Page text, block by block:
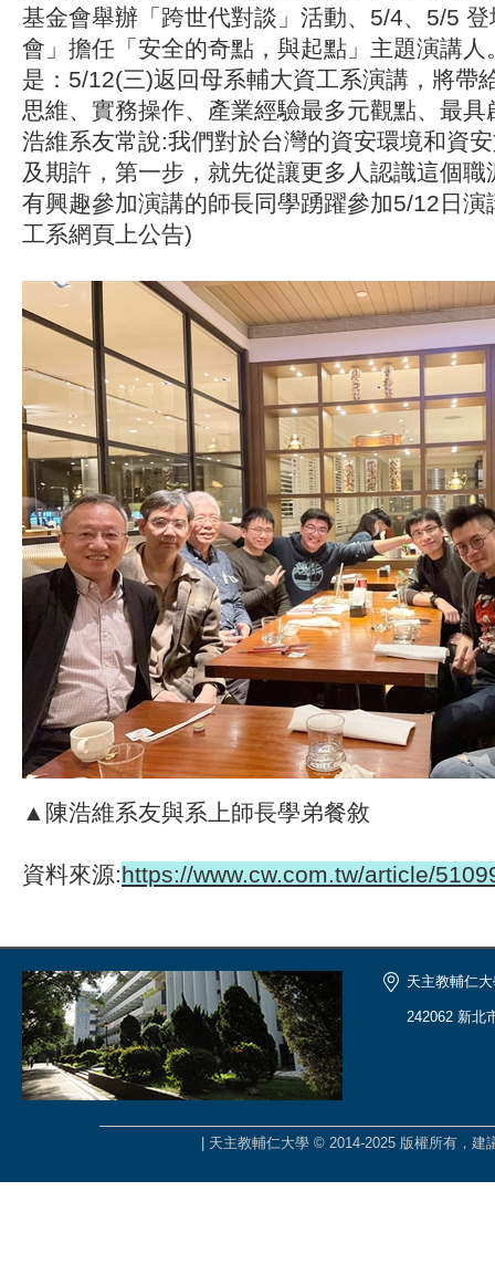
基金會舉辦「跨世代對談」活動、5/4、5/5
會」擔任「安全的奇點，與起點」主題演講人
是：5/12(三)返回母系輔大資工系演講，將帶
思維、實務操作、產業經驗最多元觀點、最
浩維系友常說:我們對於台灣的資安環境和資
及期許，第一步，就先從讓更多人認識這個
有興趣參加演講的師長同學踴躍參加5/12日演
工系網頁上公告)
▲陳浩維系友與系上師長學弟餐敘
資料來源:https://www.cw.com.tw/article/
天主教輔仁
242062 新北
| 天主教輔仁大學 © 2014-2025 版權所有，